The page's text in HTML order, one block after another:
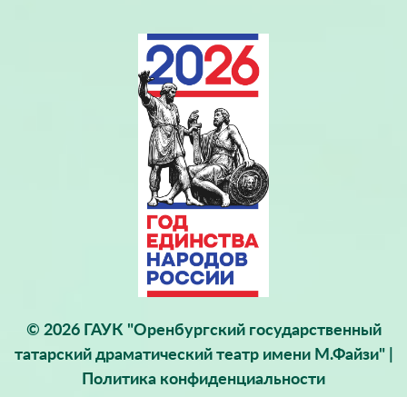
© 2026 ГАУК "Оренбургский государственный
татарский драматический театр имени М.Файзи" |
Политика конфиденциальности